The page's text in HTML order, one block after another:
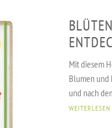
Mit diesem
Blumen und
und nach
WEITERLESEN